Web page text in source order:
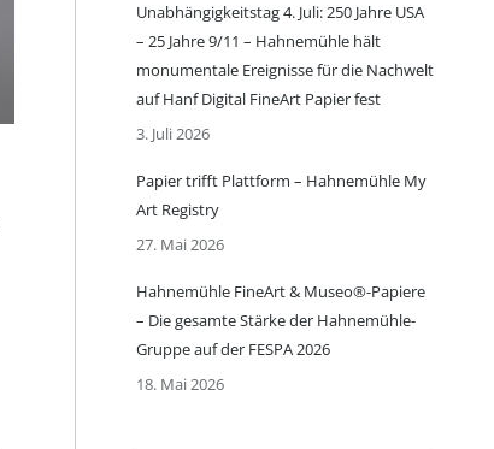
Unabhängigkeitstag 4. Juli: 250 Jahre USA
– 25 Jahre 9/11 – Hahnemühle hält
monumentale Ereignisse für die Nachwelt
auf Hanf Digital FineArt Papier fest
3. Juli 2026
Papier trifft Plattform – Hahnemühle My
Art Registry
27. Mai 2026
Hahnemühle FineArt & Museo®-Papiere
– Die gesamte Stärke der Hahnemühle-
Gruppe auf der FESPA 2026
18. Mai 2026